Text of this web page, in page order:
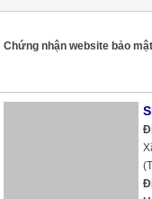
Chứng nhận website bảo mật